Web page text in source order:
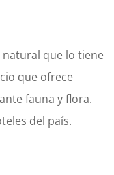
natural que lo tiene
que ofrece
fauna y flora.
del país.